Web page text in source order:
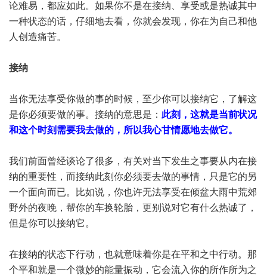
论难易，都应如此。如果你不是在接纳、享受或是热诚其中
一种状态的话，仔细地去看，你就会发现，你在为自己和他
人创造痛苦。
接纳
当你无法享受你做的事的时候，至少你可以接纳它，了解这
是你必须要做的事。接纳的意思是： 此刻，这就是当前状况
和这个时刻需要我去做的，所以我心甘情愿地去做它。
我们前面曾经谈论了很多，有关对当下发生之事要从内在接
纳的重要性，而接纳此刻你必须要去做的事情，只是它的另
一个面向而已。比如说，你也许无法享受在倾盆大雨中荒郊
野外的夜晚，帮你的车换轮胎，更别说对它有什么热诚了，
但是你可以接纳它。
在接纳的状态下行动，也就意味着你是在平和之中行动。那
个平和就是一个微妙的能量振动，它会流入你的所作所为之